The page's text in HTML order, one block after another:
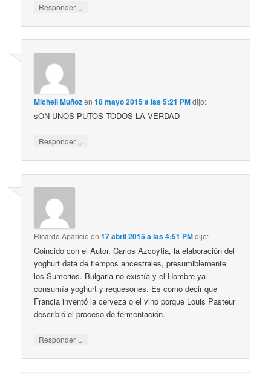
Responder ↓
Michell Muñozen18 mayo 2015 a las 5:21 PMdijo:
sON UNOS PUTOS TODOS LA VERDAD
Responder ↓
Ricardo Aparicio en17 abril 2015 a las 4:51 PMdijo:
Coincido con el Autor, Carlos Azcoytia, la elaboración del
yoghurt data de tiempos ancestrales, presumiblemente
los Sumerios. Bulgaria no existía y el Hombre ya
consumía yoghurt y requesones. Es como decir que
Francia inventó la cerveza o el vino porque Louis Pasteur
describió el proceso de fermentación.
Responder ↓